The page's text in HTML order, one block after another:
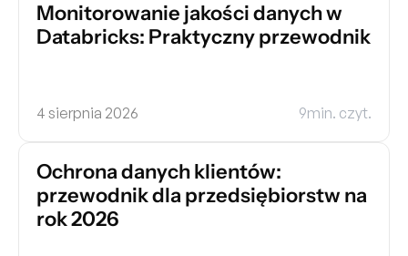
Monitorowanie jakości danych w
Databricks: Praktyczny przewodnik
4 sierpnia 2026 9min. czyt.
Ochrona danych klientów:
przewodnik dla przedsiębiorstw na
rok 2026